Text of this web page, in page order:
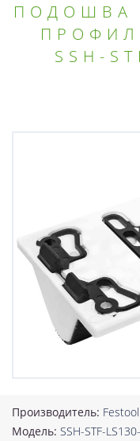
ПОДОШВА
SSH-
Производитель: Festool
Модель: SSH-STF-